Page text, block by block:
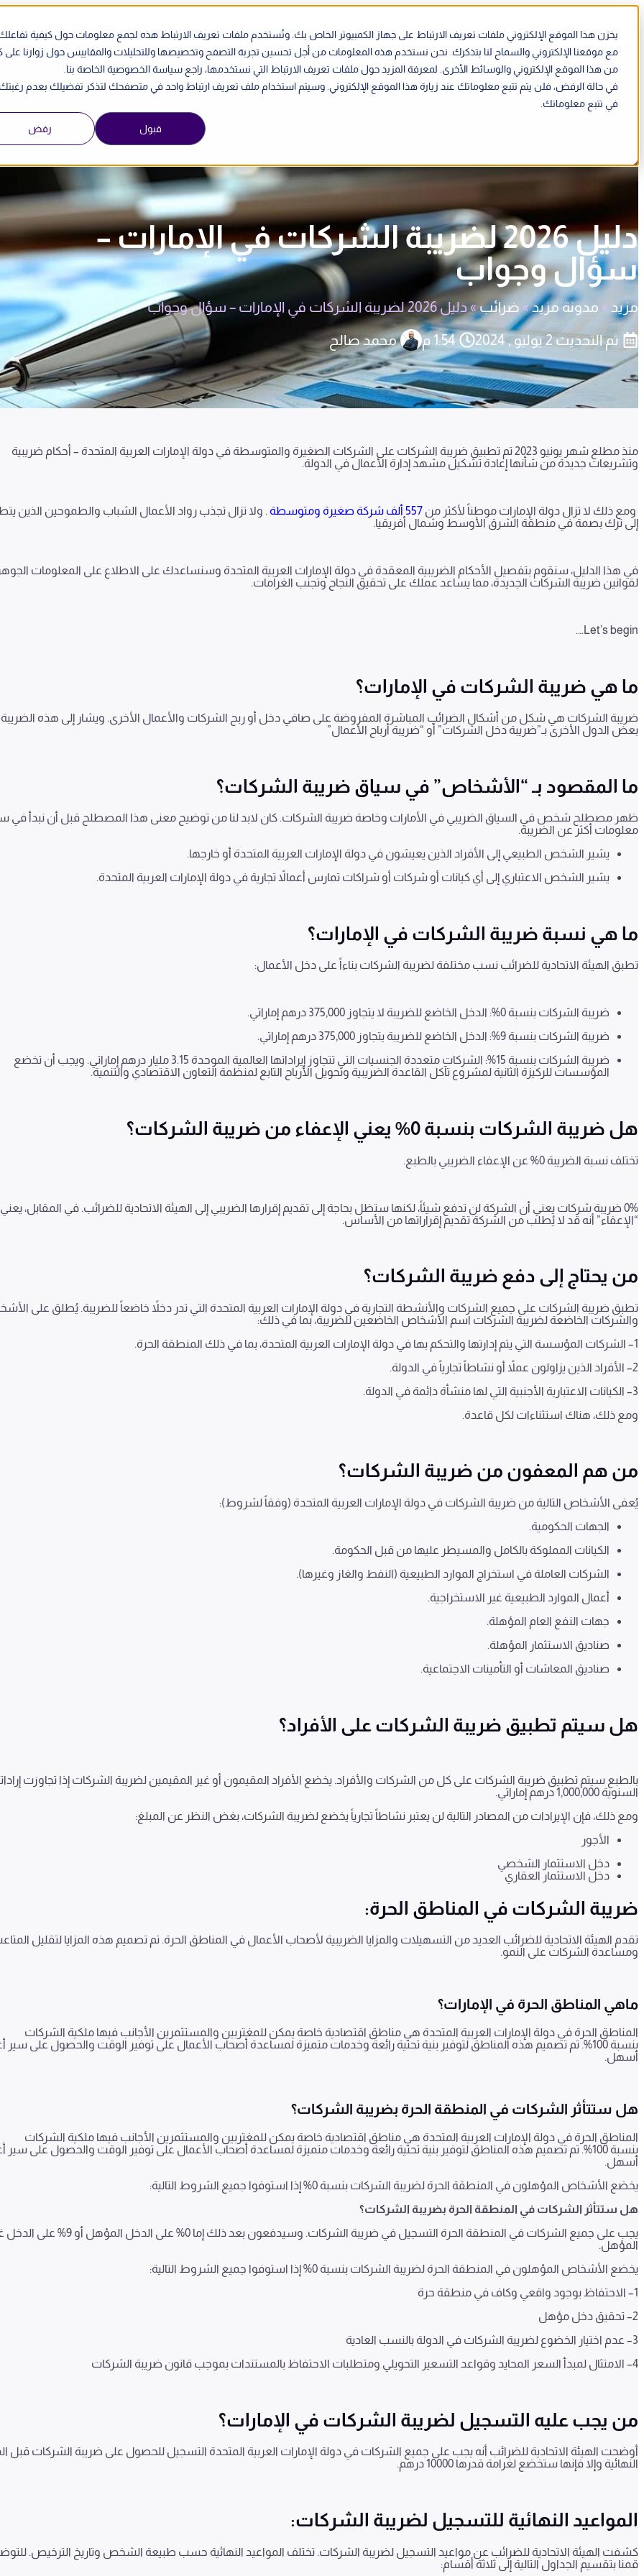
يخزن هذا الموقع الإلكتروني ملفات تعريف الارتباط على جهاز الكمبيوتر الخاص بك. وتُستخدم ملفات تعريف الارتباط هذه لجمع معلومات حول كيفية
مع موقعنا الإلكتروني والسماح لنا بتذكرك. نحن نستخدم هذه المعلومات من أجل تحسين تجربة التصفح وتخصيصها وللتحليلات والمقاييس حول زوارنا
من هذا الموقع الإلكتروني والوسائط الأخرى. لمعرفة المزيد حول ملفات تعريف الارتباط التي نستخدمها، راجع سياسة الخصوصية الخاصة بنا.
في حالة الرفض، فلن يتم تتبع معلوماتك عند زيارة هذا الموقع الإلكتروني. وسيتم استخدام ملف تعريف ارتباط واحد في متصفحك لتذكر تفضيلك بعدم
في تتبع معلوماتك.
قبول رفض
الميزات الحلول الموارد الأسعار حدد موعد للمقابلة English
ابدأ مجانا
دليل 2026 لضريبة الشركات في الإمارات –
سؤال وجواب
مزيد » مدونة مزيد» ضرائب»دليل 2026 لضريبة الشركات في الإمارات – سؤال وجواب
تم التحديث2 يوليو , 2024 1:54 م محمد صالح
منذ مطلع شهر يونيو 2023تم تطبيق ضريبة الشركات على الشركات الصغيرة والمتوسطة في دولة الإمارات العربية المتحدة – أحكام ضريبية
وتشريعات جديدة من شأنها إعادة تشكيل مشهد إدارة الأعمال في الدولة.
ومع ذلك لا تزال دولة الإمارات موطناً لأكثر من 557 ألف شركة صغيرة ومتوسطة . ولا تزال تجذب رواد الأعمال الشباب والطموحين الذين
إلى ترك بصمة في منطقة الشرق الأوسط وشمال أفريقيا.
في هذا الدليل، سنقوم بتفصيل الأحكام الضريبية المعقدة في دولة الإمارات العربية المتحدة وسنساعدك على الاطلاع على المعلومات
لقوانين ضريبة الشركات الجديدة، مما يساعد عملك على تحقيق النجاح وتجنب الغرامات.
Let’s begin….
ما هي ضريبة الشركات في الإمارات؟
ضريبة الشركات هي شكل من أشكال الضرائب المباشرة المفروضة على صافي دخل أو ربح الشركات والأعمال الأخرى. ويشار إلى هذه
بعض الدول الأخرى بـ”ضريبة دخل الشركات” أو “ضريبة أرباح الأعمال”
ما المقصود بـ “الأشخاص” في سياق ضريبة الشركات؟
ظهر مصطلح شخص في السياق الضريبي في الأمارات وخاصة ضريبة الشركات. كان لابد لنا من توضيح معنى هذا المصطلح قبل أن نبدأ في
معلومات أكثر عن الضريبة.
يشير الشخص الطبيعي إلى الأفراد الذين يعيشون في دولة الإمارات العربية المتحدة أو خارجها.
يشير الشخص الاعتباري إلى أي كيانات أو شركات أو شراكات تمارس أعمالاً تجارية في دولة الإمارات العربية المتحدة.
ما هي نسبة ضريبة الشركات في الإمارات؟
تطبق الهيئة الاتحادية للضرائب نسب مختلفة لضريبة الشركات بناءاً على دخل الأعمال:
ضريبة الشركات بنسبة 0%: الدخل الخاضع للضريبة لا يتجاوز 375,000 درهم إماراتي.
ضريبة الشركات بنسبة 9%: الدخل الخاضع للضريبة يتجاوز 375,000 درهم إماراتي.
ضريبة الشركات بنسبة 15%: الشركات متعددة الجنسيات التي تتجاوز إيراداتها العالمية الموحدة 3.15 مليار درهم إماراتي. ويجب أن تخضع
المؤسسات للركيزة الثانية لمشروع تآكل القاعدة الضريبية وتحويل الأرباح التابع لمنظمة التعاون الاقتصادي والتنمية.
هل ضريبة الشركات بنسبة 0% يعني الإعفاء من ضريبة الشركات؟
تختلف نسبة الضريبة 0% عن الإعفاء الضريبي بالطبع.
0% ضريبة شركات يعني أن الشركة لن تدفع شيئاً، لكنها ستظل بحاجة إلى تقديم إقرارها الضريبي إلى الهيئة الاتحادية للضرائب. في المقابل، يعني
“الإعفاء” أنه قد لا يُطلب من الشركة تقديم إقراراتها من الأساس.
من يحتاج إلى دفع ضريبة الشركات؟
تطبق ضريبة الشركات على جميع الشركات والأنشطة التجارية في دولة الإمارات العربية المتحدة التي تدر دخلاً خاضعاً للضريبة. يُطلق على
والشركات الخاضعة لضريبة الشركات اسم الأشخاص الخاضعين للضريبة، بما في ذلك:
1– الشركات المؤسسة التي يتم إدارتها والتحكم بها في دولة الإمارات العربية المتحدة، بما في ذلك المنطقة الحرة.
2– الأفراد الذين يزاولون عملاً أو نشاطاً تجارياً في الدولة.
3– الكيانات الاعتبارية الأجنبية التي لها منشأة دائمة في الدولة.
ومع ذلك، هناك استثناءات لكل قاعدة.
من هم المعفون من ضريبة الشركات؟
يُعفى الأشخاص التالية من ضريبة الشركات في دولة الإمارات العربية المتحدة (وفقاً لشروط):
الجهات الحكومية.
الكيانات المملوكة بالكامل والمسيطر عليها من قبل الحكومة.
الشركات العاملة في استخراج الموارد الطبيعية (النفط والغاز وغيرها).
أعمال الموارد الطبيعية غير الاستخراجية.
جهات النفع العام المؤهلة.
صناديق الاستثمار المؤهلة.
صناديق المعاشات أو التأمينات الاجتماعية.
هل سيتم تطبيق ضريبة الشركات على الأفراد؟
بالطبع سيتم تطبيق ضريبة الشركات على كل من الشركات والأفراد. يخضع الأفراد المقيمون أو غير المقيمين لضريبة الشركات إذا تجاوزت
السنوية 1,000,000درهم إماراتي.
ومع ذلك، فإن الإيرادات من المصادر التالية لن يعتبر نشاطاً تجارياً يخضع لضريبة الشركات، بغض النظر عن المبلغ:
الأجور
دخل الاستثمار الشخصي
دخل الاستثمار العقاري
ضريبة الشركات في المناطق الحرة:
تقدم الهيئة الاتحادية للضرائب العديد من التسهيلات والمزايا الضريبية لأصحاب الأعمال في المناطق الحرة. تم تصميم هذه المزايا لتقليل
ومساعدة الشركات على النمو.
ماهي المناطق الحرة في الإمارات؟
المناطق الحرة في دولة الإمارات العربية المتحدة هي مناطق اقتصادية خاصة يمكن للمغتربين والمستثمرين الأجانب فيها ملكية الشركات
بنسبة 100%. تم تصميم هذه المناطق لتوفير بنية تحتية رائعة وخدمات متميزة لمساعدة أصحاب الأعمال على توفير الوقت والحصول على سير
أسهل.
هل ستتأثر الشركات في المنطقة الحرة بضريبة الشركات؟
المناطق الحرة في دولة الإمارات العربية المتحدة هي مناطق اقتصادية خاصة يمكن للمغتربين والمستثمرين الأجانب فيها ملكية الشركات
بنسبة 100%. تم تصميم هذه المناطق لتوفير بنية تحتية رائعة وخدمات متميزة لمساعدة أصحاب الأعمال على توفير الوقت والحصول على سير
أسهل.
يخضع الأشخاص المؤهلون في المنطقة الحرة لضريبة الشركات بنسبة 0% إذا استوفوا جميع الشروط التالية:
هل ستتأثر الشركات في المنطقة الحرة بضريبة الشركات؟
يجب على جميع الشركات في المنطقة الحرة التسجيل في ضريبة الشركات. وسيدفعون بعد ذلك إما 0% على الدخل
المؤهل.
يخضع الأشخاص المؤهلون في المنطقة الحرة لضريبة الشركات بنسبة 0% إذا استوفوا جميع الشروط التالية:
1– الاحتفاظ بوجود واقعي وكاف في منطقة حرة
2– تحقيق دخل مؤهل
3– عدم اختيار الخضوع لضريبة الشركات في الدولة بالنسب العادية
4– الامتثال لمبدأ السعر المحايد وقواعد التسعير التحويلي ومتطلبات الاحتفاظ بالمستندات بموجب قانون ضريبة الشركات
من يجب عليه التسجيل لضريبة الشركات في الإمارات؟
أوضحت الهيئة الاتحادية للضرائب أنه يجب على جميع الشركات في دولة الإمارات العربية المتحدة التسجيل للحصول على ضريبة الشركات قبل
النهائية وإلا فإنها ستخضع لغرامة قدرها 10000درهم.
المواعيد النهائية للتسجيل لضريبة الشركات:
كشفت الهيئة الاتحادية للضرائب عن مواعيد التسجيل لضريبة الشركات. تختلف المواعيد النهائية حسب طبيعة الشخص وتاريخ الترخيص.
قمنا بتقسيم الجداول التالية إلى ثلاثة أقسام: